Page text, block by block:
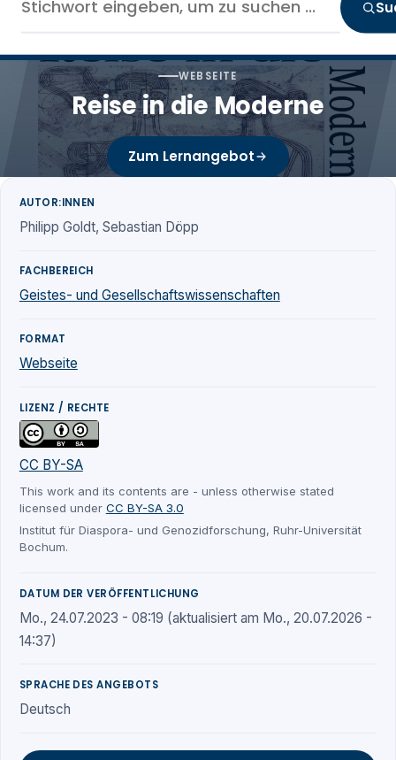
WEBSEITE
Reise in die Moderne
Zum Lernangebot
AUTOR:INNEN
Philipp Goldt, Sebastian Döpp
FACHBEREICH
Geistes- und Gesellschaftswissenschaften
FORMAT
Webseite
LIZENZ / RECHTE
CC BY-SA
This work and its contents are - unless otherwise stated
licensed under CC BY-SA 3.0
Institut für Diaspora- und Genozidforschung, Ruhr-Universität
Bochum.
DATUM DER VERÖFFENTLICHUNG
Mo., 24.07.2023 - 08:19 (aktualisiert am Mo., 20.07.2026 -
14:37)
SPRACHE DES ANGEBOTS
Deutsch